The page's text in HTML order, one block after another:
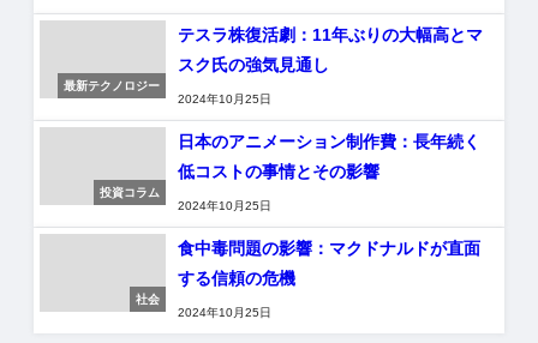
最新テクノロジー
テスラ株復活劇：11年ぶりの大幅高とマ
スク氏の強気見通し
2024年10月25日
投資コラム
日本のアニメーション制作費：長年続く
低コストの事情とその影響
2024年10月25日
社会
食中毒問題の影響：マクドナルドが直面
する信頼の危機
2024年10月25日